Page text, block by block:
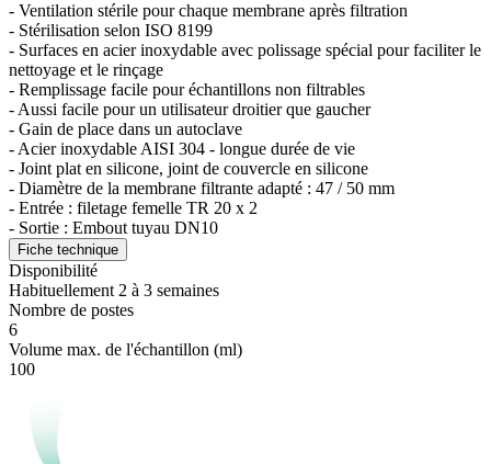
- Ventilation stérile pour chaque membrane après filtration
- Stérilisation selon ISO 8199
- Surfaces en acier inoxydable avec polissage spécial pour faciliter le
nettoyage et le rinçage
- Remplissage facile pour échantillons non filtrables
- Aussi facile pour un utilisateur droitier que gaucher
- Gain de place dans un autoclave
- Acier inoxydable AISI 304 - longue durée de vie
- Joint plat en silicone, joint de couvercle en silicone
- Diamètre de la membrane filtrante adapté : 47 / 50 mm
- Entrée : filetage femelle TR 20 x 2
- Sortie : Embout tuyau DN10
Fiche technique
Disponibilité
Habituellement 2 à 3 semaines
Nombre de postes
6
Volume max. de l'échantillon (ml)
100